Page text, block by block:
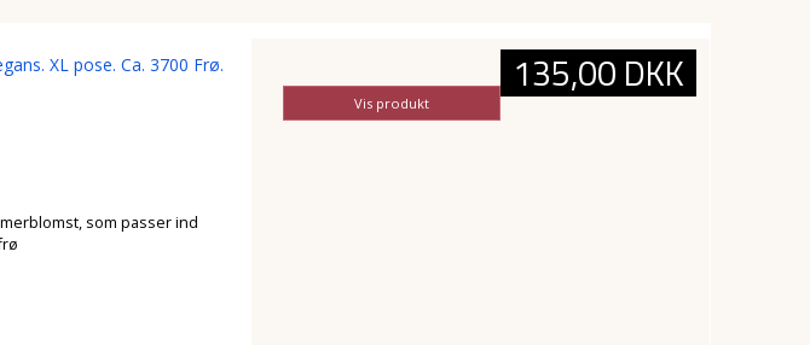
XL pose. Ca. 3700 Frø.
som passer ind
135,00 DKK
Vis produkt